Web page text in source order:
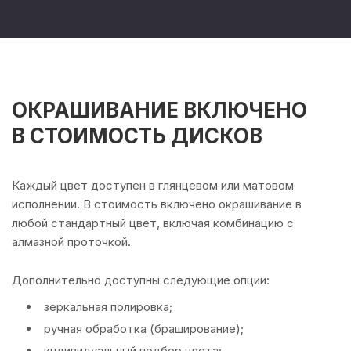
ОКРАШИВАНИЕ ВКЛЮЧЕНО
В СТОИМОСТЬ ДИСКОВ
Каждый цвет доступен в глянцевом или матовом
исполнении. В стоимость включено окрашивание в
любой стандартный цвет, включая комбинацию с
алмазной проточкой.
Дополнительно доступны следующие опции:
зеркальная полировка;
ручная обработка (браширование);